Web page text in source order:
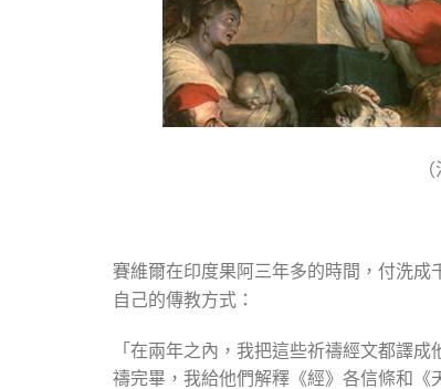
賽維爾在印度果阿三年多的時間，付洗成
自己的傳教方式：
「在兩年之內，我把這些祈禱經文都譯
禱完畢，我給他們解釋《經》各信條和